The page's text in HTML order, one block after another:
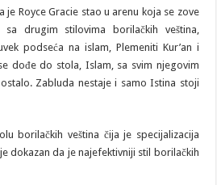
je Royce Gracie stao u arenu koja se zove
drugim stilovima borilačkih veština,
podseća na islam, Plemeniti Kur’an i
dođe do stola, Islam, sa svim njegovim
Zabluda nestaje i samo Istina stoji
borilačkih veština čija je specijalizacija
dokazan da je najefektivniji stil borilačkih